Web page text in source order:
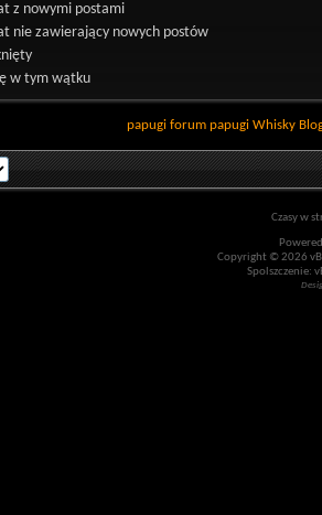
z nowymi postami
nie zawierający nowych postów
w tym wątku
papugi forum papugi Whisky
Czasy w
Copyright © 2026
Spolszczenie: